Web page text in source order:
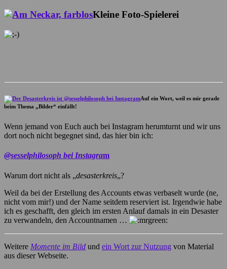
Kleine Foto-Spielerei
Auf ein Wort, weil es mir gerade
beim Thema „Bilder“ einfällt!
Wenn jemand von Euch auch bei Instagram herumturnt und wir uns
dort noch nicht begegnet sind, das hier bin ich:
@sesselphilosoph bei Instagram
Warum dort nicht als „desasterkreis„?
Weil da bei der Erstellung des Accounts etwas verbaselt wurde (ne,
nicht vom mir!) und der Name seitdem reserviert ist. Irgendwie habe
ich es geschafft, den gleich im ersten Anlauf damals in ein Desaster
zu verwandeln, den Accountnamen …
Weitere Momente im Bild und ein Wort zur Nutzung von Material
aus dieser Webseite.